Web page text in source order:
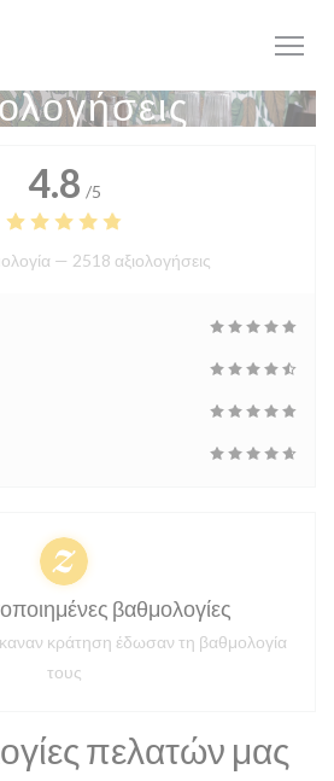
(Cookies)
πελατών μας
4.8 /5
— 2518 αξιολογήσεις
βαθμολογίες
κράτηση έδωσαν τη βαθμολογία
τους